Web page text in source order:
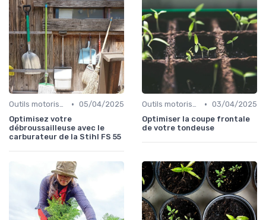
Outils motorisés • 05/04/2025
Optimisez votre
débroussailleuse avec le
carburateur de la Stihl FS 55
Outils motorisés • 03/04/2025
Optimiser la coupe frontale
de votre tondeuse